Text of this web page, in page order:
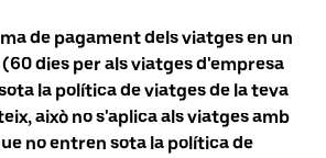
de pagament dels viatges en un
dies per als viatges d'empresa
la política de viatges de la teva
això no s'aplica als viatges amb
no entren sota la política de